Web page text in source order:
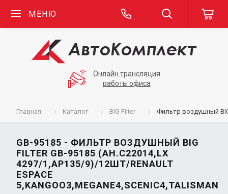
МЕНЮ
Онлайн трансляция
работы офиса
Главная Каталог BIG Filter Фильтр воздушный
GB-95185 - ФИЛЬТР ВОЗДУШНЫЙ BIG
FILTER GB-95185 (АН.C22014,LX
4297/1,AP135/9)/12ШТ/RENAULT
ESPACE
5,KANGOO3,MEGANE4,SCENIC4,TALISMAN